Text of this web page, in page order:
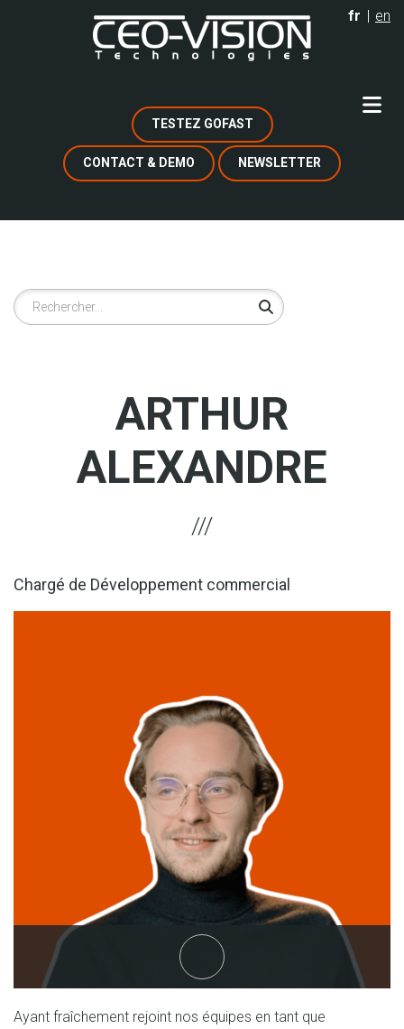
fr en
TESTEZ GOFAST
CONTACT & DEMO NEWSLETTER
Rechercher
ARTHUR
ALEXANDRE
Chargé de Développement commercial
linkedin
Ayant fraîchement rejoint nos équipes en tant que